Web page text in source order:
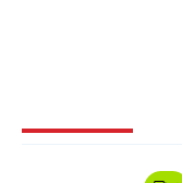
Image 1 sur 4